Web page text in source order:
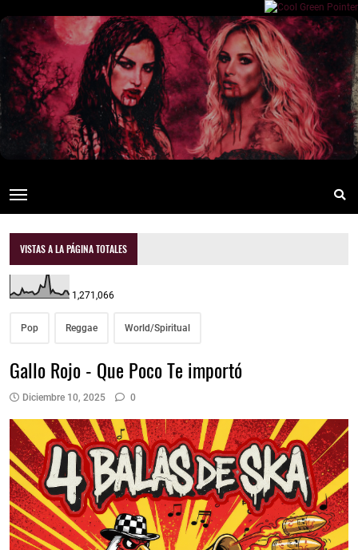
VISTAS A LA PÁGINA TOTALES
1,271,066
Pop Reggae World/Spiritual
Gallo Rojo - Que Poco Te importó
Diciembre 10, 2025 0